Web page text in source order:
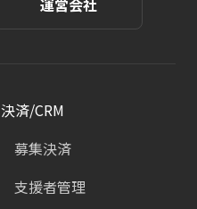
決済/CRM
募集決済
支援者管理